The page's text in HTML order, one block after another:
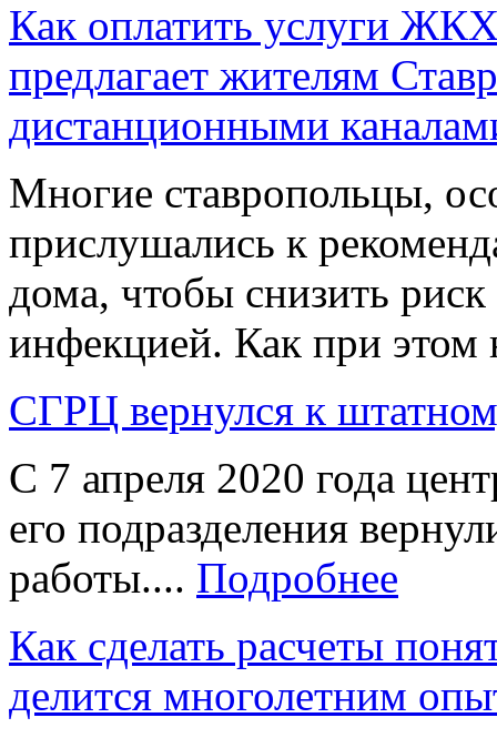
Как оплатить услуги
предлагает жителям
дистанционными
Многие ставропольцы,
прислушались к
дома, чтобы снизить
инфекцией. Как при этом
СГРЦ вернулся к
С 7 апреля 2020 года
его подразделения
работы.... Подробнее
Как сделать расчеты
делится многолетним